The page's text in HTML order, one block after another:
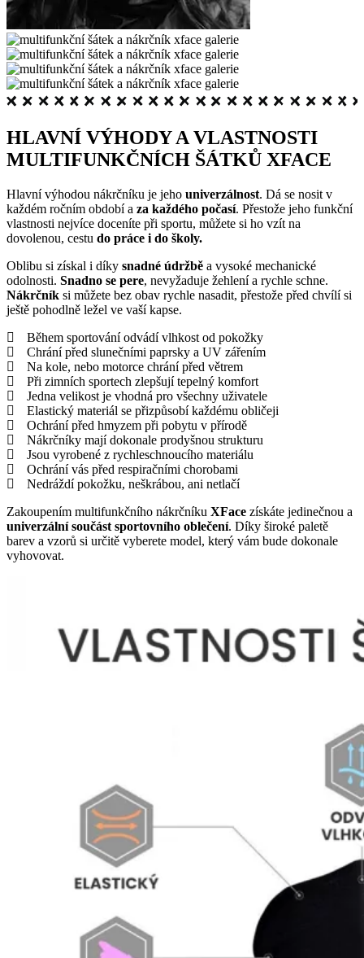
HLAVNÍ VÝHODY A VLASTNOSTI
MULTIFUNKČNÍCH ŠÁTKŮ XFACE
Hlavní výhodou nákrčníku je jeho univerzálnost. Dá se nosit v
každém ročním období a za každého počasí. Přestože jeho funkční
vlastnosti nejvíce doceníte při sportu, můžete si ho vzít na
dovolenou, cestu do práce i do školy.
Oblibu si získal i díky snadné údržbě a vysoké mechanické
odolnosti. Snadno se pere, nevyžaduje žehlení a rychle schne.
Nákrčník si můžete bez obav rychle nasadit, přestože před chvílí si
ještě pohodlně ležel ve vaší kapse.
Během sportování odvádí vlhkost od pokožky
Chrání před slunečními paprsky a UV zářením
Na kole, nebo motorce chrání před větrem
Při zimních sportech zlepšují tepelný komfort
Jedna velikost je vhodná pro všechny uživatele
Elastický materiál se přizpůsobí každému obličeji
Ochrání před hmyzem při pobytu v přírodě
Nákrčníky mají dokonale prodyšnou strukturu
Jsou vyrobené z rychleschnoucího materiálu
Ochrání vás před respiračními chorobami
Nedráždí pokožku, neškrábou, ani netlačí
Zakoupením multifunkčního nákrčníku XFace získáte jedinečnou a
univerzální součást sportovního oblečení. Díky široké paletě
barev a vzorů si určitě vyberete model, který vám bude dokonale
vyhovovat.